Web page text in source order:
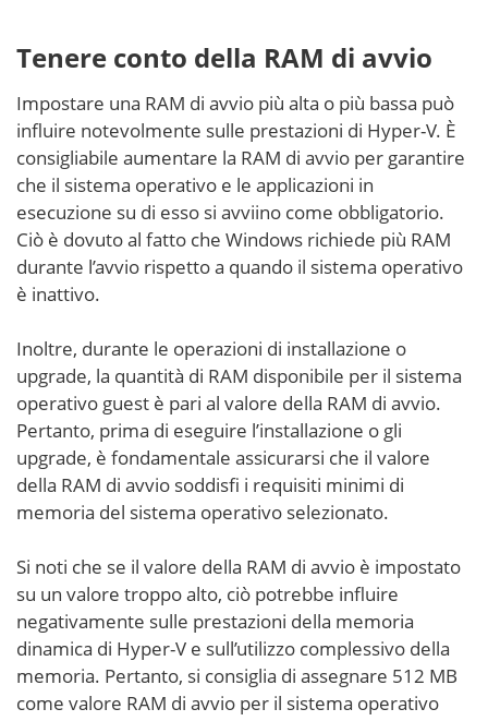
Tenere conto della RAM di avvio
Impostare una RAM di avvio più alta o più bassa può
influire notevolmente sulle prestazioni di Hyper-V. È
consigliabile aumentare la RAM di avvio per garantire
che il sistema operativo e le applicazioni in
esecuzione su di esso si avviino come obbligatorio.
Ciò è dovuto al fatto che Windows richiede più RAM
durante l’avvio rispetto a quando il sistema operativo
è inattivo.
Inoltre, durante le operazioni di installazione o
upgrade, la quantità di RAM disponibile per il sistema
operativo guest è pari al valore della RAM di avvio.
Pertanto, prima di eseguire l’installazione o gli
upgrade, è fondamentale assicurarsi che il valore
della RAM di avvio soddisfi i requisiti minimi di
memoria del sistema operativo selezionato.
Si noti che se il valore della RAM di avvio è impostato
su un valore troppo alto, ciò potrebbe influire
negativamente sulle prestazioni della memoria
dinamica di Hyper-V e sull’utilizzo complessivo della
memoria. Pertanto, si consiglia di assegnare 512 MB
come valore RAM di avvio per il sistema operativo